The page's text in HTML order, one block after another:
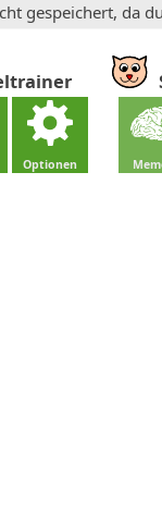
gespeichert, da
Optionen